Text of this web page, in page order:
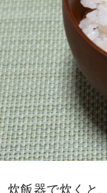
炊飯器で炊くと